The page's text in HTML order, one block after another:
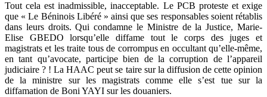
Tout cela est inadmissible, inacceptable. Le PCB proteste et exige
que « Le Béninois Libéré » ainsi que ses responsables soient rétablis
dans leurs droits. Qui condamne le Ministre de la Justice, Marie-
Elise GBEDO lorsqu’elle diffame tout le corps des juges et
magistrats et les traite tous de corrompus en occultant qu’elle-même,
en tant qu’avocate, participe bien de la corruption de l’appareil
judiciaire ? ! La HAAC peut se taire sur la diffusion de cette opinion
de la ministre sur les magistrats comme elle s’est tue sur la
diffamation de Boni YAYI sur les douaniers.